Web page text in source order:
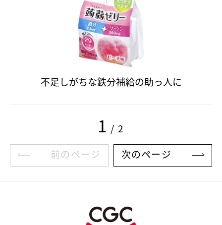
不足しがちな鉄分補給の助っ人に
前のページ
1 / 2
次のページ